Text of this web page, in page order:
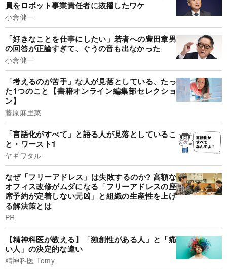
員をロボット事業責任者に抜擢したワケ
小倉健一
「好きなことを仕事にしたい」若者への豊田章男
の回答が正論すぎて、ぐうの音も出なかった
小倉健一
「考えるのが苦手」な人が見落としている、たっ
た1つのこと【書籍オンライン編集部セレクショ
ン】
藤原麻里菜
「言語化がすべて」と語る人が見落としているこ
と・ワースト1
ヤギワタル
なぜ「フリーアドレス」は失敗するのか? 高額な
オフィス改修がムダになる「フリーアドレスの座
席予約が定着しない元凶」と組織の生産性を上げ
る解決策とは
PR
【精神科医が教える】「独創性がある人」と「痛
い人」の決定的な違い
精神科医 Tomy